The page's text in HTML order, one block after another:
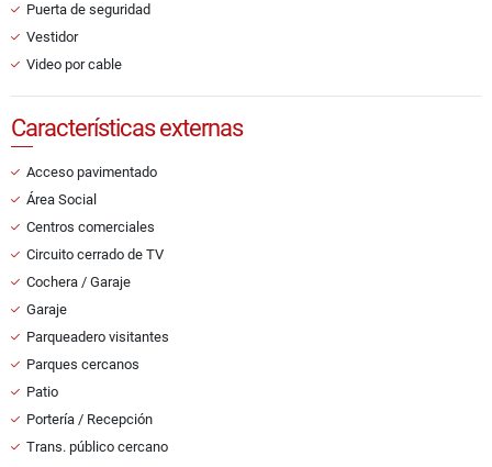
Puerta de seguridad
Vestidor
Video por cable
Características externas
Acceso pavimentado
Área Social
Centros comerciales
Circuito cerrado de TV
Cochera / Garaje
Garaje
Parqueadero visitantes
Parques cercanos
Patio
Portería / Recepción
Trans. público cercano